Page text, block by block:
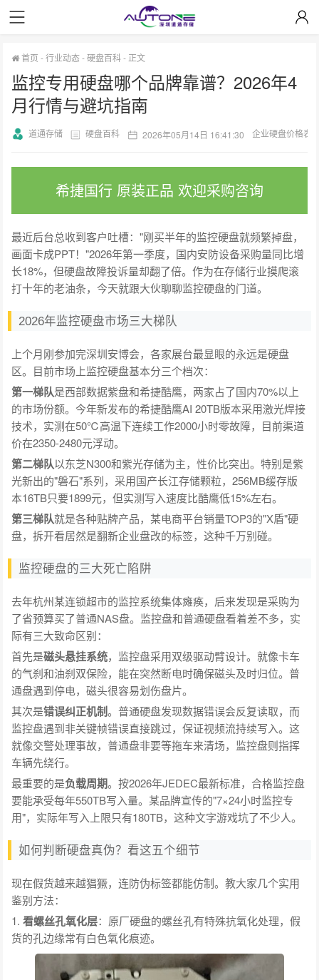
首页 -行业动态-硬盘百科- 正文
监控专用硬盘哪个品牌靠谱？2026年4
月行情与避坑指南
道通存储 硬盘百科 2026年05月14日 16:41:30 企业硬盘价格表
希捷国行 原装正品 欢迎采购咨询
最近后台总收到客户吐槽："刚买半年的监控硬盘就频繁掉盘，
画面卡成PPT！"2026年第一季度，国内安防设备采购量同比增
长18%，但硬盘故障投诉量却翻了倍。作为在存储行业摸爬滚
打十年的老油条，今天就跟大伙聊聊监控硬盘的门道。
2026年监控硬盘市场三大梯队
上个月刚参加完深圳安博会，各家展台最显眼的永远是硬盘
区。目前市场上监控硬盘基本分三个档次：
第一梯队是西部数据紫盘和希捷酷鹰，两家占了国内70%以上
的市场份额。今年新发布的希捷酷鹰AI 20TB版本采用激光焊接
技术，实测在50℃高温下连续工作2000小时零故障，目前渠道
价在2350-2480元浮动。
第二梯队以东芝N300和紫光存储为主，性价比突出。特别是紫
光新出的"磐石"系列，采用国产长江存储颗粒，256MB缓存版
本16TB只要1899元，但实测写入速度比酷鹰低15%左右。
第三梯队就是各种贴牌产品，某电商平台销量TOP3的"X盾"硬
盘，拆开看居然是翻新企业盘改的标签，这种千万别碰。
监控硬盘的三大死亡陷阱
去年杭州某连锁超市的监控系统集体瘫痪，后来发现是采购为
了省预算买了普通NAS盘。监控盘和普通硬盘看着差不多，实
际有三大致命区别：
首先是磁头悬挂系统，监控盘采用双级驱动臂设计。就像卡车
的气刹和油刹双保险，能在突然断电时确保磁头及时归位。普
通盘遇到停电，磁头很容易划伤盘片。
其次是错误纠正机制。普通硬盘发现数据错误会反复读取，而
监控盘遇到非关键帧错误直接跳过，保证视频流持续写入。这
就像交警处理事故，普通盘非要等拖车来清场，监控盘则指挥
车辆先绕行。
最重要的是负载周期。按2026年JEDEC最新标准，合格监控盘
要能承受每年550TB写入量。某品牌宣传的"7×24小时监控专
用"，实际年写入上限只有180TB，这种文字游戏坑了不少人。
如何判断硬盘真伪？看这五个细节
现在假货越来越猖獗，连防伪标签都能仿制。教大家几个实用
鉴别方法：
1.看螺丝孔氧化层：原厂硬盘的螺丝孔有特殊抗氧化处理，假
货的孔边缘常有白色氧化痕迹。